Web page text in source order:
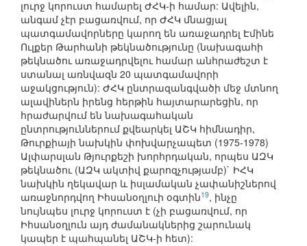
լուրջ կորուստ համարել ԺՀԿ-ի համար: Ավելին,
անգամ չէր բացառվում, որ ԺՀԿ մնացյալ
պատգամավորները կարող են առաջադրել Էմինե
Ուլքեր Թարհանի թեկնածությունը (նախագահի
թեկնածու առաջադրվելու համար անհրաժեշտ է
ստանալ առնվազն 20 պատգամավորի
աջակցություն): ԺՀԿ ընտրազանգվածի մեջ մտնող
ալավիներն իրենց հերթին հայտարարեցին, որ
հրաժարվում են նախագահական
ընտրություններում քվեարկել ԱՇԿ հիմնադիր,
Թուրքիայի նախկին փոխվարչապետ (1975-1978)
Ալփարսլան Թյուրքեշի խորհրդական, որպես ԱԶԿ
թեկնածու (ԱԶԿ ակտիվ քարոզչությամբ)` ԻՀԿ
նախկին ղեկավար և իսլամական չափանիշներով
առաջնորդվող Իհսանօղլուի օգտին19, ինչը
նույնպես լուրջ կորուստ է (չի բացառվում, որ
Իհսանօղլուն այդ ժամանակներից շարունակ
կապեր է պահպանել ԱՇԿ-ի հետ):